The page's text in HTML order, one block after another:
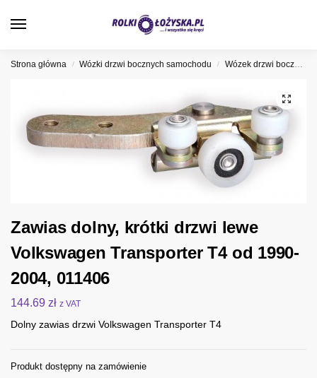
Strona główna / Wózki drzwi bocznych samochodu / Wózek drzwi bocznych Volkswagen
Zawias dolny, krótki drzwi lewe
Volkswagen Transporter T4 od 1990-
2004, 011406
144.69 zł z VAT
Dolny zawias drzwi Volkswagen Transporter T4
Produkt dostępny na zamówienie